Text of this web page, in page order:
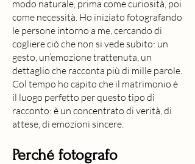
modo naturale, prima come curiosità, poi
come necessità. Ho iniziato fotografando
le persone intorno a me, cercando di
cogliere ciò che non si vede subito: un
gesto, un’emozione trattenuta, un
dettaglio che racconta più di mille parole.
Col tempo ho capito che il matrimonio è
il luogo perfetto per questo tipo di
racconto: è un concentrato di verità, di
attese, di emozioni sincere.
Perché fotografo